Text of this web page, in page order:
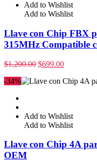
Add to Wishlist
Add to Wishlist
Llave con Chip FBX
315MHz Compatible
$1,200.00 $699.00
-34%
Add to Wishlist
Add to Wishlist
Llave con Chip 4A
OEM